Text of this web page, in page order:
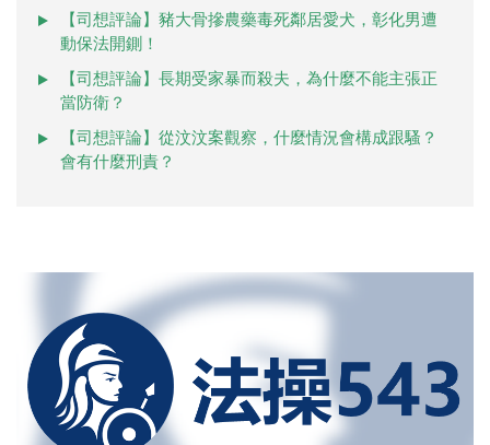
【司想評論】豬大骨摻農藥毒死鄰居愛犬，彰化男遭
動保法開鍘！
【司想評論】長期受家暴而殺夫，為什麼不能主張正
當防衛？
【司想評論】從汶汶案觀察，什麼情況會構成跟騷？
會有什麼刑責？